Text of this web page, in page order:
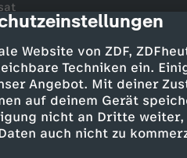
Website von ZDF,
Techniken ein.
Angebot. Mit deiner
auf deinem Gerät
nicht an Dritte
auch nicht zu
sprechen in
Matthias Dell über